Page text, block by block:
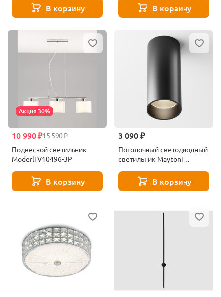
В корзину В корзину
Акция 30%
15 590 ₽
10 990 ₽
Подвесной светильник
Moderli V10496-3P
В корзину
3 090 ₽
Потолочный светодиодный
светильник Maytoni
L12B3K-W-BВ корзину